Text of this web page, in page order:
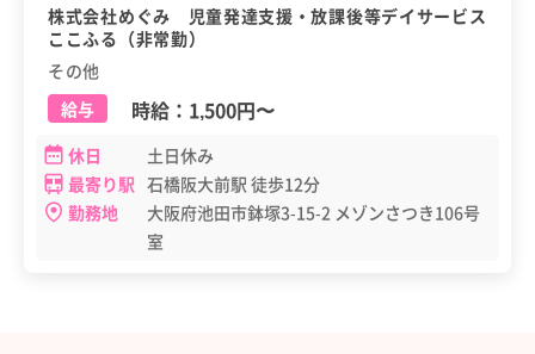
株式会社めぐみ 児童発達支援・放課後等デイサービス
ここふる（非常勤）
その他
給与
時給： 1,500円〜
休日
土日休み
最寄り駅 石橋阪大前駅 徒歩12分
勤務地
大阪府池田市鉢塚3-15-2 メゾンさつき106号
室